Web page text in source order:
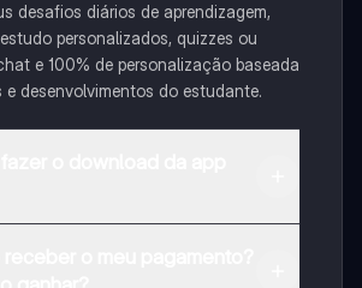
desafios diários de aprendizagem,
personalizados, quizzes ou
e 100% de personalização baseada
e desenvolvimentos do estudante.